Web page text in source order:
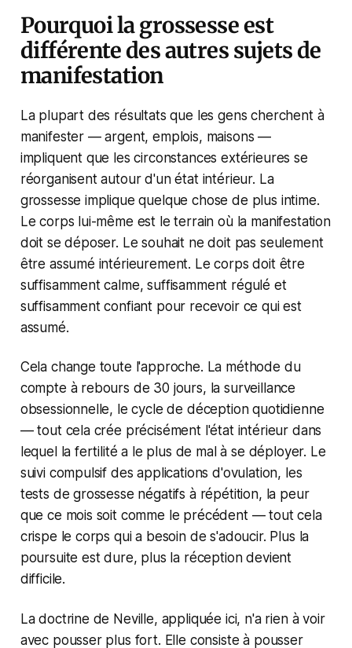
Pourquoi la grossesse est
différente des autres sujets de
manifestation
La plupart des résultats que les gens cherchent à
manifester — argent, emplois, maisons —
impliquent que les circonstances extérieures se
réorganisent autour d'un état intérieur. La
grossesse implique quelque chose de plus intime.
Le corps lui-même est le terrain où la manifestation
doit se déposer. Le souhait ne doit pas seulement
être assumé intérieurement. Le corps doit être
suffisamment calme, suffisamment régulé et
suffisamment confiant pour recevoir ce qui est
assumé.
Cela change toute l'approche. La méthode du
compte à rebours de 30 jours, la surveillance
obsessionnelle, le cycle de déception quotidienne
— tout cela crée précisément l'état intérieur dans
lequel la fertilité a le plus de mal à se déployer. Le
suivi compulsif des applications d'ovulation, les
tests de grossesse négatifs à répétition, la peur
que ce mois soit comme le précédent — tout cela
crispe le corps qui a besoin de s'adoucir. Plus la
poursuite est dure, plus la réception devient
difficile.
La doctrine de Neville, appliquée ici, n'a rien à voir
avec pousser plus fort. Elle consiste à pousser